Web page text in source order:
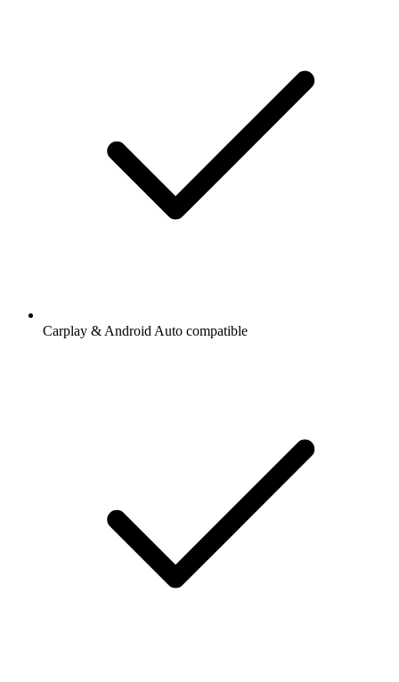
Carplay & Android Auto compatible